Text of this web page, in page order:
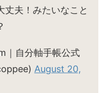
丈夫！みたいなこと
自分軸手帳公式
August 20,